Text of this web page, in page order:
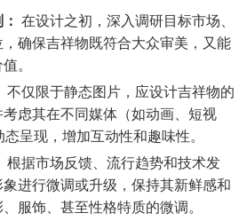
在设计之初，深入调研目标市场、
确保吉祥物既符合大众审美，又能
。
不仅限于静态图片，应设计吉祥物的
虑其在不同媒体（如动画、短视
呈现，增加互动性和趣味性。
根据市场反馈、流行趋势和技术发
进行微调或升级，保持其新鲜感和
服饰、甚至性格特质的微调。